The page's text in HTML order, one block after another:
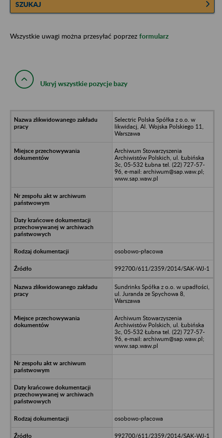
SZUKAJ
Wszystkie uwagi można przesyłać poprzez formularz
Ukryj wszystkie pozycje bazy
Selectric Polska Spółka z o.o. w
likwidacj, Al. Wojska Polskiego 11,
Warszawa
Archiwum Stowarzyszenia
Archiwistów Polskich, ul. Łubińska
3c, 05-532 Łubna tel. (22) 727-57-
96, e-mail: archiwum@sap.waw.pl;
www.sap.waw.pl
osobowo-płacowa
992700/611/2359/2014/SAK-WJ-1
Sundrinks Spółka z o.o. w upadłości,
ul. Juranda ze Spychowa 8,
Warszawa
Archiwum Stowarzyszenia
Archiwistów Polskich, ul. Łubińska
3c, 05-532 Łubna tel. (22) 727-57-
96, e-mail: archiwum@sap.waw.pl;
www.sap.waw.pl
osobowo-płacowa
992700/611/2359/2014/SAK-WJ-1